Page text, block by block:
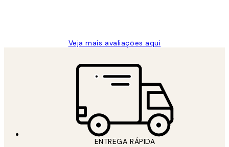
Veja mais avaliações aqui
ENTREGA RÁPIDA